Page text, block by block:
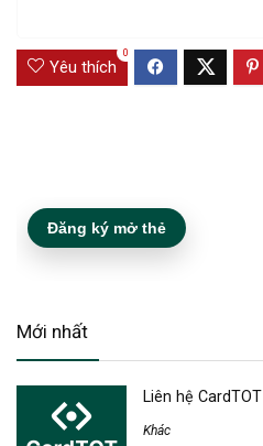
Yêu thích
0
Đăng ký mở thẻ
Mới nhất
Liên hệ CardTOT
Khác